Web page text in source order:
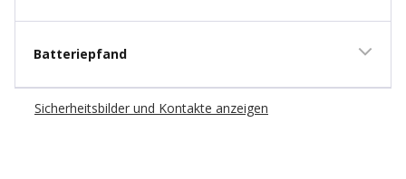
Batteriepfand
Sicherheitsbilder und Kontakte anzeigen